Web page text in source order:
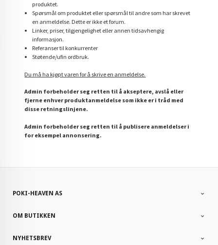
produktet.
Spørsmål om produktet eller spørsmål til andre som har skrevet
en anmeldelse. Dette er ikke et forum.
Linker, priser, tilgjengelighet eller annen tidsavhengig
informasjon.
Referanser til konkurrenter
Støtende/ufin ordbruk.
Du må ha kjøpt varen for å skrive en anmeldelse.
Admin forbeholder seg retten til å akseptere, avslå eller
fjerne enhver produktanmeldelse som ikke er i tråd med
disse retningslinjene.
Admin forbeholder seg retten til å publisere anmeldelser i
for eksempel annonsering.
POKI-HEAVEN AS
OM BUTIKKEN
NYHETSBREV